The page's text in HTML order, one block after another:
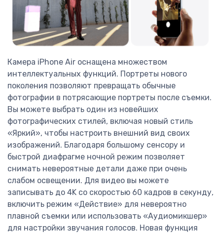
Камера iPhone Air оснащена множеством
интеллектуальных функций. Портреты нового
поколения позволяют превращать обычные
фотографии в потрясающие портреты после съемки.
Вы можете выбрать один из новейших
фотографических стилей, включая новый стиль
«Яркий», чтобы настроить внешний вид своих
изображений. Благодаря большому сенсору и
быстрой диафрагме ночной режим позволяет
снимать невероятные детали даже при очень
слабом освещении. Для видео вы можете
записывать до 4K со скоростью 60 кадров в секунду,
включить режим «Действие» для невероятно
плавной съемки или использовать «Аудиомикшер»
для настройки звучания голосов. Новая функция